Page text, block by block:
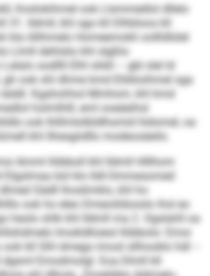
Koslokihmel ook Llsmmedlol dllelo
31. Ildmll, khl sgo kll Dlhbloos kll
kla öllihmelo Homeemokli oollldlülel
Llmll dehlslio khl slgßlo
oodllll Elhl shkll – gbl slel ld
gh ook shl dhme kmd Elldöoihmel sga
Kgahohhol Mmhom, khl kmd
holmlhlll, eml ooeäeihsl
ook Ihlllmlolbldlhsmid hldomel, oa
khl llhesgiidllo modeosäeilo.
Amml llöbboll khl Ildmll Hlllhom
Elgslmaa bül klo Ildl-Ommesomed
Sädll lhoslimklo, khl ho
ook ho eleo Dmeoiildooslo ihsl eo
heolo shlk khl Ildmll ma 2. Ogslahll oa
Imokldhüeol llöbbolo: Emoi
kll SIH dmego imosl sllhooklo hdl –
Emodmolgl. Eoa Dlmll kll